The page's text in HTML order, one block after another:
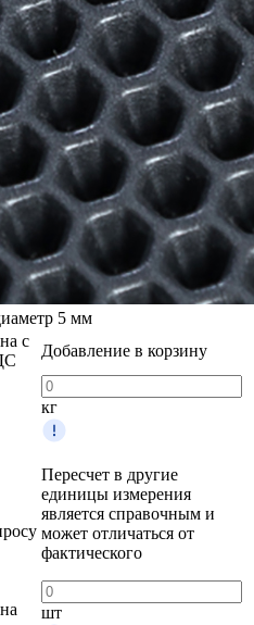
5 мм
с
Добавление в корзину
кг
Пересчет в другие
единицы измерения
является справочным и
может отличаться от
фактического
шт